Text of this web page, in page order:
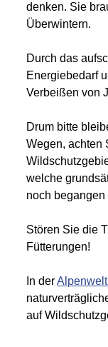
denken. Sie
Überwintern.
Durch das
Energiebedarf
Verbeißen von
Drum bitte
Wegen, achten
welche
noch
Stören Sie die
Fütterungen!
In der
auf